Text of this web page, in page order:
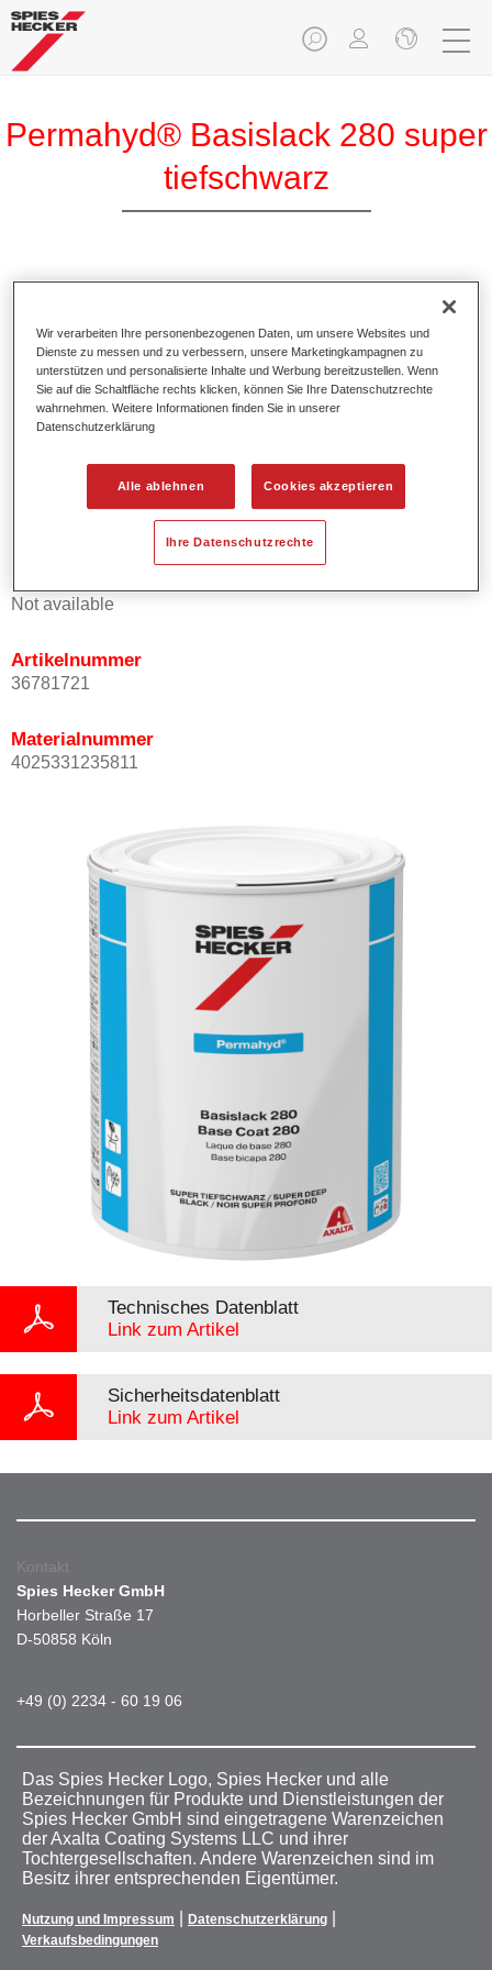
Permahyd® Basislack 280 super
tiefschwarz
Produktmerkmale
Ermöglicht eine einfache und schnelle Verarbeitung in
1,5 Spritzgängen.
Zeigt ein hohes Deckvermögen.
Bietet hohe Farbtongenauigkeit.
Kann mit Permasolid HS Klarlack überlackiert werden.
Not available
Artikelnummer
36781721
Materialnummer
4025331235811
Technisches Datenblatt
Link zum Artikel
Sicherheitsdatenblatt
Link zum Artikel
Kontakt
Spies Hecker GmbH
Horbeller Straße 17
D-50858 Köln
+49 (0) 2234 - 60 19 06
Das Spies Hecker Logo, Spies Hecker und alle
Bezeichnungen für Produkte und Dienstleistungen der
Spies Hecker GmbH sind eingetragene Warenzeichen
der Axalta Coating Systems LLC und ihrer
Tochtergesellschaften. Andere Warenzeichen sind im
Besitz ihrer entsprechenden Eigentümer.
Nutzung und Impressum Datenschutzerklärung
Verkaufsbedingungen
Wir verarbeiten Ihre personenbezogenen Daten, um unsere Websites und
Dienste zu messen und zu verbessern, unsere Marketingkampagnen zu
unterstützen und personalisierte Inhalte und Werbung bereitzustellen. Wenn
Sie auf die Schaltfläche rechts klicken, können Sie Ihre Datenschutzrechte
wahrnehmen. Weitere Informationen finden Sie in unserer
Datenschutzerklärung
Alle ablehnen Cookies akzeptieren
Ihre Datenschutzrechte